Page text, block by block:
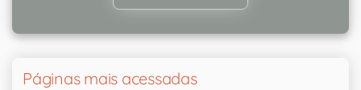
Páginas mais acessadas